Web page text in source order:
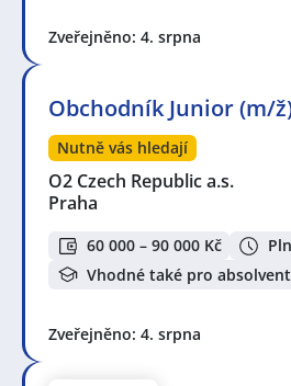
Zveřejněno: 4. srpna
Obchodník Junior (m/
Nutně vás hledají
O2 Czech Republic a.s.
Praha
60 000 – 90 000 Kč
Vhodné také pro
Zveřejněno: 4. srpna